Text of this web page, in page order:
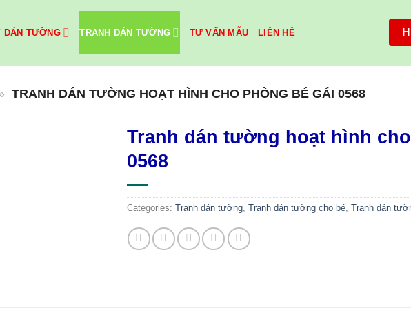
DÁN TƯỜNG TRANH DÁN TƯỜNG TƯ VẤN MẪU LIÊN HỆ
TRANH DÁN TƯỜNG HOẠT HÌNH CHO PHÒNG BÉ GÁI 0568
Tranh dán tường hoạt hình
0568
Categories: Tranh dán tường, Tranh dán tường cho bé, Tranh dán